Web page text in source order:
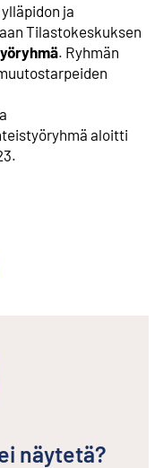
ja
Tilastokeskuksen
. Ryhmän
aloitti
näytetä?